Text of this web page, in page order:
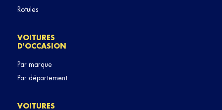
Rotules
VOITURES
D'OCCASION
Par marque
Par département
VOITURES